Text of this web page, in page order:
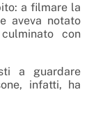
a filmare la
aveva notato
con
a guardare
infatti, ha